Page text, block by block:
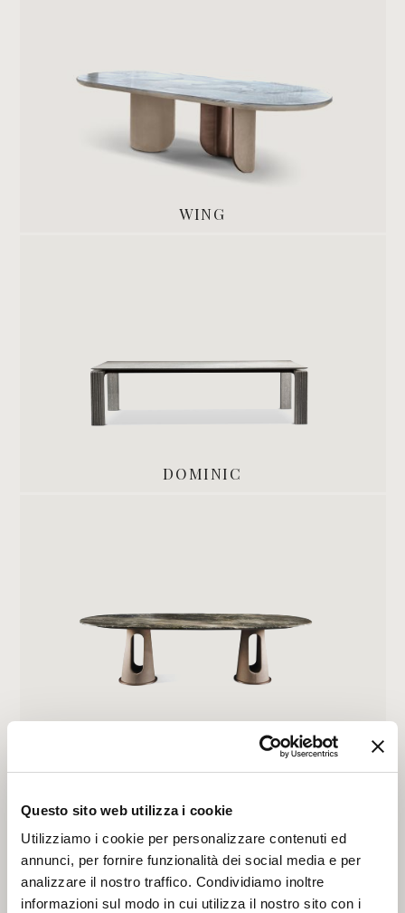
Questo sito web utilizza i cookie
Utilizziamo i cookie per personalizzare contenuti ed
annunci, per fornire funzionalità dei social media e per
analizzare il nostro traffico. Condividiamo inoltre
informazioni sul modo in cui utilizza il nostro sito con i
WING
DOMINIC